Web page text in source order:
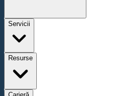
Servicii
Resurse